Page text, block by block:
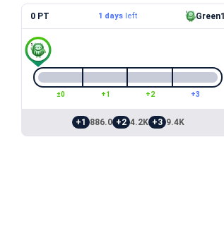
0 PT 1 daysleft Green1
±0 +1 +2 +3
+1 886.0 +2 4.2K +3 9.4K